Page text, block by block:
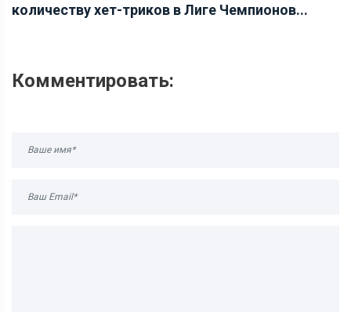
количеству хет-триков в Лиге Чемпионов...
Комментировать: